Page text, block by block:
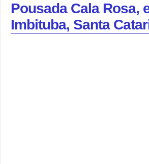
Pousada Cala Rosa,
Imbituba, Santa